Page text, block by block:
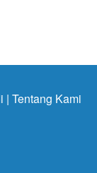
| Tentang Kami